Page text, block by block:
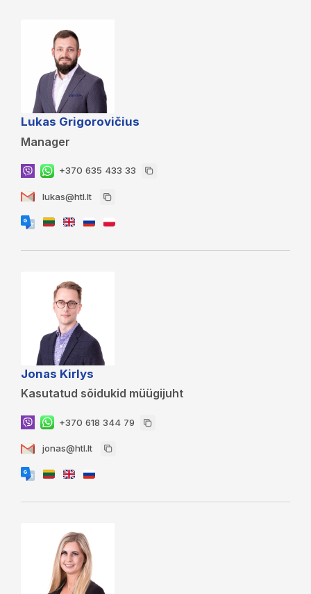
Lukas Grigorovičius
Manager
+370 635 433 33
lukas@htl.lt
Jonas Kirlys
Kasutatud sõidukid müügijuht
+370 618 344 79
jonas@htl.lt